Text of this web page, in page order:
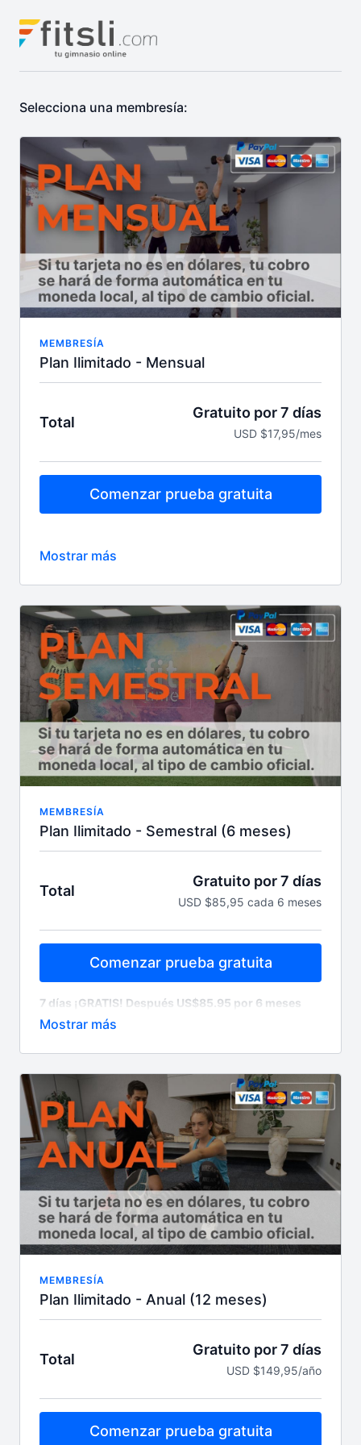
Selecciona una membresía:
MEMBRESÍA
Plan Ilimitado - Mensual
Total
Gratuito por 7 días
USD $17,95/mes
Comenzar prueba gratuita
Después US$17.95 por 1 mes cobro
Renovación automática mensual / Cancela cuando
Lo que necesitas para ser tu mejor versión, todo en
un solo lugar; clases NUEVAS de lunes a sábado
6am, más de 15 programas grabados para todos los
niveles y objetivos, calendario mensual, guías
nutricionales, blog fitness y los coaches más
motivadores
Entrena donde, cuando y cuantas veces quieras,
acceso ilimitado 24/7. Accede desde cualquier
dispositivo
MEMBRESÍA
Plan Ilimitado - Semestral (6 meses)
Total
Gratuito por 7 días
USD $85,95 cada 6 meses
Comenzar prueba gratuita
7 días ¡GRATIS! Después US$85.95 por 6 meses
Cobro automático semestral (cada 6 meses) /
Lo que necesitas para ser tu mejor versión, todo en
6am, más de 15 programas grabados para todos los
niveles y objetivos, calendario mensual, guías
nutricionales, blog fitness y los coaches más
motivadores
Entrena donde, cuando y cuantas veces quieras,
acceso ilimitado 24/7. Accede desde cualquier
MEMBRESÍA
Plan Ilimitado - Anual (12 meses)
Total
Gratuito por 7 días
USD $149,95/año
Comenzar prueba gratuita